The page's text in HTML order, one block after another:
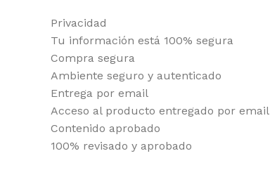
Privacidad
Tu información está 100% segura
Compra segura
Ambiente seguro y autenticado
Entrega por email
Acceso al producto entregado por email
Contenido aprobado
100% revisado y aprobado